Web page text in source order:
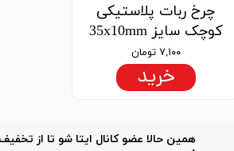
چرخ ربات پلاستیکی
کوچک سایز 35x10mm
۷,۱۰۰ تومان
خرید
​​همین حالا عضو کانال ایتا شو تا از